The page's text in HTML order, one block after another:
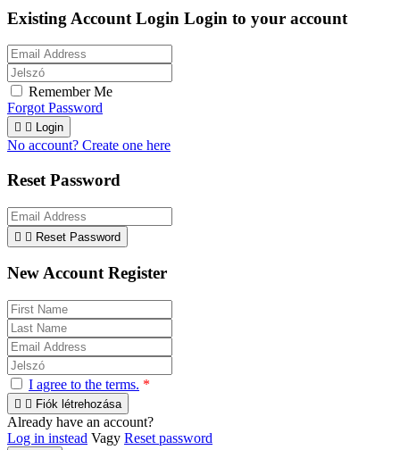
Existing Account Login Login to your account
Remember Me
Forgot Password
  Login
No account? Create one here
Reset Password
  Reset Password
New Account Register
I agree to the terms. *
  Fiók létrehozása
Already have an account?
Log in instead Vagy Reset password